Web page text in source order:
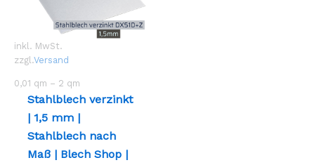
inkl. MwSt.
zzgl.Versand
0,01 qm – 2 qm
Stahlblech verzinkt
| 1,5 mm |
Stahlblech nach
Maß | Blech Shop |